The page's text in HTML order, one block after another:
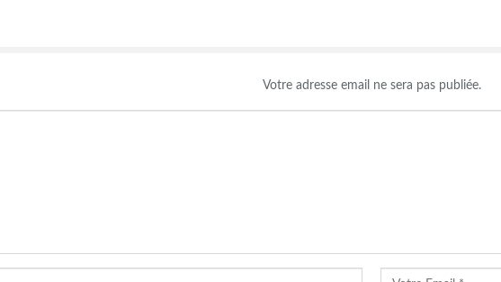
Votre adresse email ne sera pas publiée.